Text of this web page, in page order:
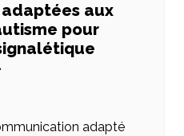
adaptées aux
pour
adapté